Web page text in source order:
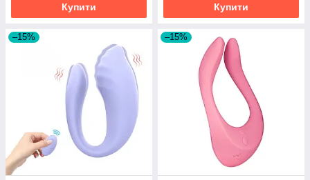
Купити Купити
–15% –15%